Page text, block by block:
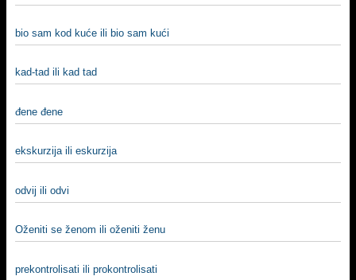
bio sam kod kuće ili bio sam kući
kad-tad ili kad tad
đene đene
ekskurzija ili eskurzija
odvij ili odvi
Oženiti se ženom ili oženiti ženu
prekontrolisati ili prokontrolisati